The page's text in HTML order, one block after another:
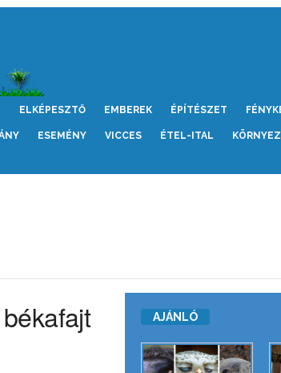
ELKÉPESZTŐ EMBEREK ÉPÍTÉSZET
ESEMÉNY VICCES ÉTEL-ITAL
AJÁNLÓ